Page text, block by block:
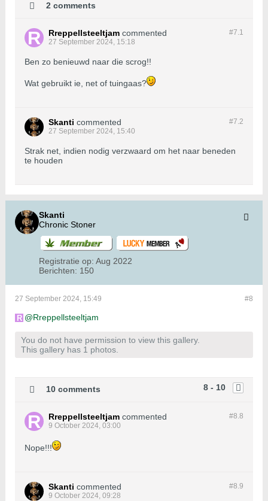
2 comments
#7.1
Rreppellsteeltjam commented
27 September 2024, 15:18
Ben zo benieuwd naar die scrog!!
Wat gebruikt ie, net of tuingaas?
#7.2
Skanti commented
27 September 2024, 15:40
Strak net, indien nodig verzwaard om het naar beneden
te houden
Skanti
Chronic Stoner
Registratie op: Aug 2022
Berichten: 150
#8
27 September 2024, 15:49
Rreppellsteeltjam
You do not have permission to view this gallery.
This gallery has 1 photos.
8 - 10
10 comments
#8.8
Rreppellsteeltjam commented
9 October 2024, 03:00
Nope!!!
#8.9
Skanti commented
9 October 2024, 09:28